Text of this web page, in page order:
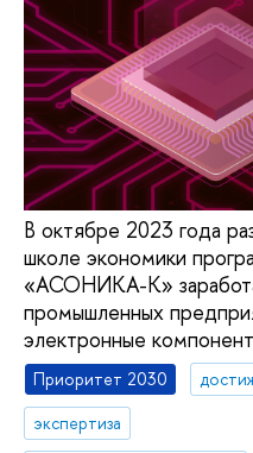
В октябре 2023 года
школе экономики
«АСОНИКА-К»
промышленных
электронные
Приоритет 2030
экспертиза